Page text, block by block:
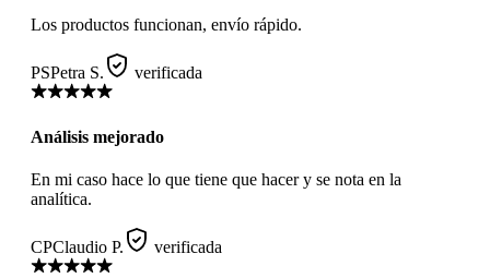
Los productos funcionan, envío rápido.
PSPetra S. verificada
Análisis mejorado
En mi caso hace lo que tiene que hacer y se nota en la
analítica.
CPClaudio P. verificada